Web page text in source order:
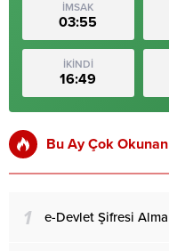
İMSAK
03:55
İKİNDİ
16:49
Bu Ay Çok
1 e-Devlet Şifresi